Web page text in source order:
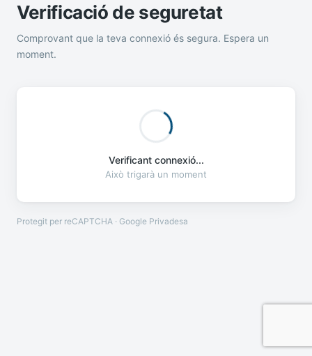
Verificació de seguretat
Comprovant que la teva connexió és segura. Espera un
moment.
Verificant connexió...
Això trigarà un moment
Protegit per reCAPTCHA · Google Privadesa